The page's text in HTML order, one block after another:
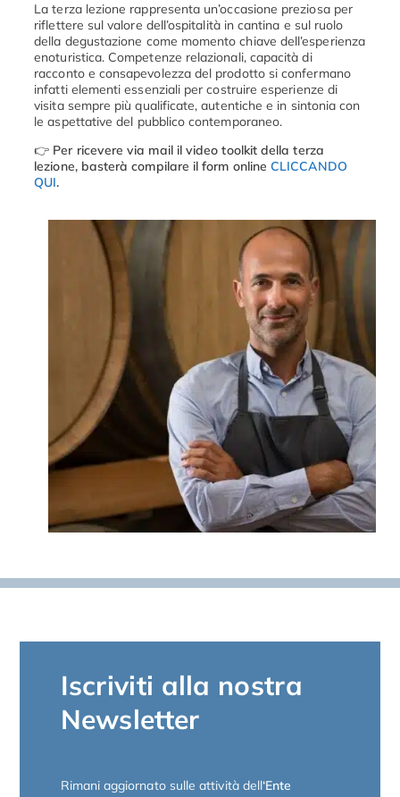
Laterza lezione rappresenta un’occasione preziosa per
riflettere sulvalore dell’ospitalità incantina e sul ruolo
della degustazione come momentochiave dell’esperienza
enoturistica. Competenze relazionali, capacitàdi
racconto e consapevolezza del prodotto siconfermano
infatti elementiessenziali percostruireesperienze di
visita sempre piùqualificate,autentichee in sintoniacon
leaspettativedel pubblicocontemporaneo.
👉 Per ricevere via mail il video toolkit della terza
lezione, basterà compilare il form onlineCLICCANDO
QUI.
Iscriviti alla nostra
Newsletter
Rimani aggiornato sulle attività dell‘Ente